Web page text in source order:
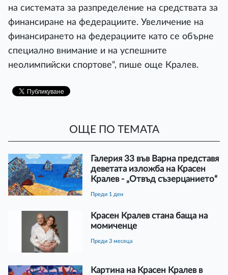
на системата за разпределение на средствата за
финансиране на федерациите. Увеличение на
финансирането на федерациите като се обърне
специално внимание и на успешните
неолимпийски спортове“, пише още Кралев.
ОЩЕ ПО ТЕМАТА
Галерия 33 във Варна представя
деветата изложба на Красен
Кралев - „Отвъд съзерцанието“
преди 1 ден
Красен Кралев стана баща на
момиченце
преди 3 месеца
Картина на Красен Кралев в